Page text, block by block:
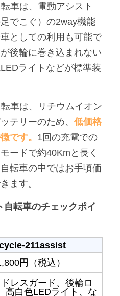
車は、電動アシスト
でこぐ）の2way機能
としての利用も可能で
後輪に巻き込まれない
ライトなどが標準装
車は、リチウムイオン
テリーのため、 低価格
です。 1回の充電での
ードで約40Kmと長く
転車の中ではお手頃価
ます。
自転車のチェックポイ
211assist
円（税込）
レスガード、後輪ロ
高白色LEDライト、な